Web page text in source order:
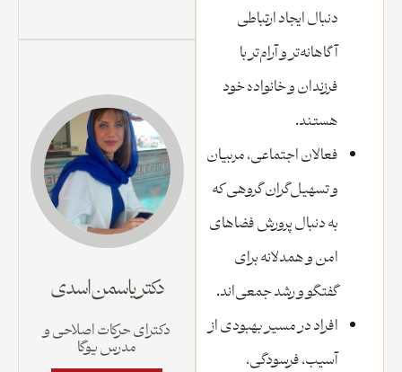
دکتر یاسمن اسدی
دکترای حرکات اصلاحی و
مدرس یوگا
دنبال ایجاد ارتباطی
آگاهانه‌تر و آرام‌تر با
فرزندان و خانواده خود
هستند.
فعالان اجتماعی، مربیان
و تسهیل‌گران گروهی که
به دنبال پرورش فضاهای
امن و همدلانه برای
گفتگو و رشد جمعی‌اند.
افراد در مسیر بهبودی از
آسیب، فرسودگی،